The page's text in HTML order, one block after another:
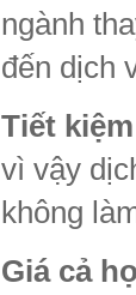
ngành
đến dịch
Tiết
vì vậy
không
Giá cả